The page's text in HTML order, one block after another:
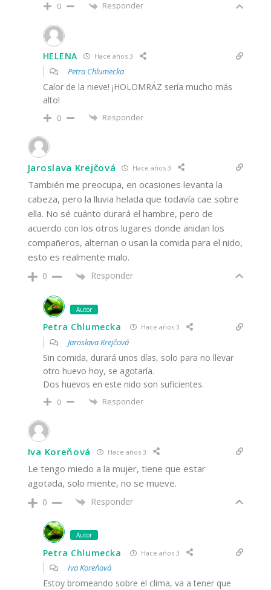
0 Responder
HELENA Hace años 3
Petra Chlumecka
Calor de la nieve! ¡HOLOMRÁZ sería mucho más
alto!
0 Responder
Jaroslava Krejčová Hace años 3
También me preocupa, en ocasiones levanta la
cabeza, pero la lluvia helada que todavía cae sobre
ella. No sé cuánto durará el hambre, pero de
acuerdo con los otros lugares donde anidan los
compañeros, alternan o usan la comida para el nido,
esto es realmente malo.
0 Responder
Autor
Petra Chlumecka Hace años 3
Jaroslava Krejčová
Sin comida, durará unos días, solo para no llevar
otro huevo hoy, se agotaría.
Dos huevos en este nido son suficientes.
0 Responder
Iva Koreňová Hace años 3
Le tengo miedo a la mujer, tiene que estar
agotada, solo miente, no se mueve.
0 Responder
Autor
Petra Chlumecka Hace años 3
Iva Koreňová
Estoy bromeando sobre el clima, va a tener que